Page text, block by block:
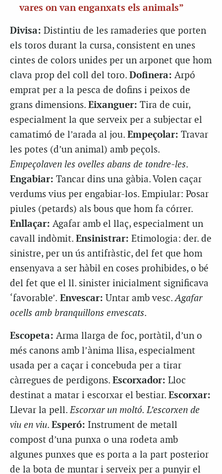
vares on van enganxats els animals”
Divisa: Distintiu de les ramaderies que porten
els toros durant la cursa, consistent en unes
cintes de colors unides per un arponet que hom
clava prop del coll del toro. Dofinera: Arpó
emprat per a la pesca de dofins i peixos de
grans dimensions. Eixanguer: Tira de cuir,
especialment la que serveix per a subjectar el
camatimó de l’arada al jou. Empeçolar: Travar
les potes (d’un animal) amb peçols.
Empeçolaven les ovelles abans de tondre-les.
Engabiar: Tancar dins una gàbia. Volen caçar
verdums vius per engabiar-los. Empiular: Posar
piules (petards) als bous que hom fa córrer.
Enllaçar: Agafar amb el llaç, especialment un
cavall indòmit. Ensinistrar: Etimologia: der. de
sinistre, per un ús antifràstic, del fet que hom
ensenyava a ser hàbil en coses prohibides, o bé
del fet que el ll. sinister inicialment significava
‘favorable’. Envescar: Untar amb vesc.Agafar
ocells amb branquillons envescats.
Escopeta: Arma llarga de foc, portàtil, d’un o
més canons amb l’ànima llisa, especialment
usada per a caçar i concebuda per a tirar
càrregues de perdigons. Escorxador: Lloc
destinat a matar i escorxar el bestiar. Escorxar:
Llevar la pell.Escorxar un moltó. L’escorxen de
viu en viu. Esperó: Instrument de metall
compost d’una punxa o una rodeta amb
algunes punxes que es porta a la part posterior
de la bota de muntar i serveix per a punyir el